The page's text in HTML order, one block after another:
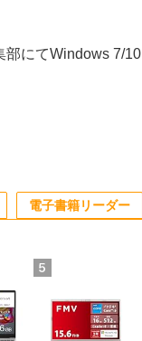
部にてWindows 7/10
電子書籍リーダー